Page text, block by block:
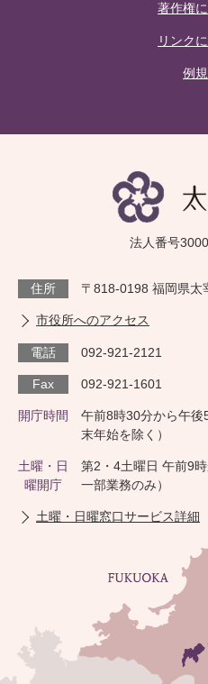
著作権
リンク
例
法人番号
住所 〒818-0198 福岡県太
市役所へのアクセス
電話 092-921-2121
Fax 092-921-1601
開庁時間
午前8時30分から午後
末年始を除く）
土曜・日
曜開庁
第2・4土曜日 午前9
一部業務のみ）
土曜・日曜窓口サービス詳細